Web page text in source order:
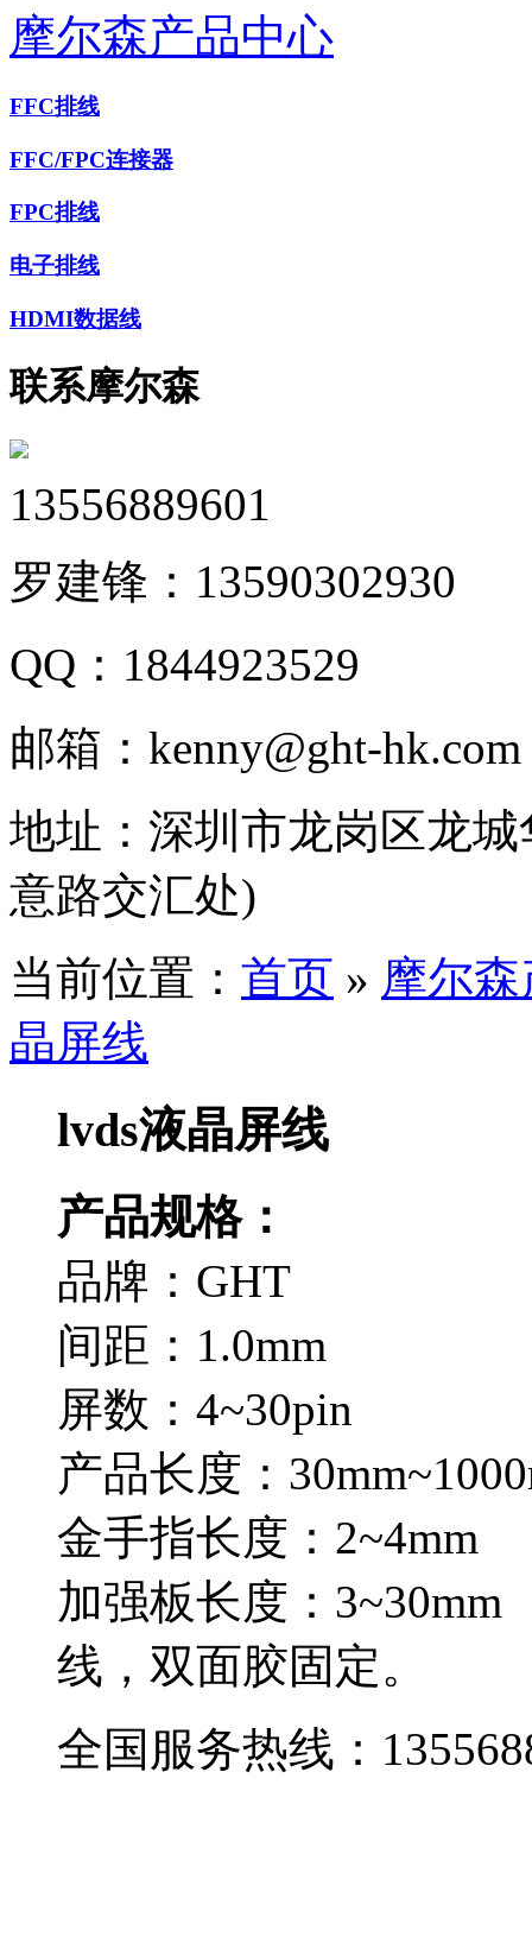
摩尔森产品中心
FFC排线
FFC/FPC连接器
FPC排线
电子排线
HDMI数据线
联系摩尔森
13556889601
罗建锋： 13590302930
QQ： 1844923529
邮箱： kenny@ght-hk.com
地址： 深圳市龙岗区龙
意路交汇处)
当前位置： 首页 » 摩尔
晶屏线
lvds液晶屏线
产品规格：
品牌：GHT
间距：1.0mm
屏数：4~30pin
产品长度：
金手指长度：2~4mm
加强板长度：3~30mm
线，双面胶固定。
全国服务热线：